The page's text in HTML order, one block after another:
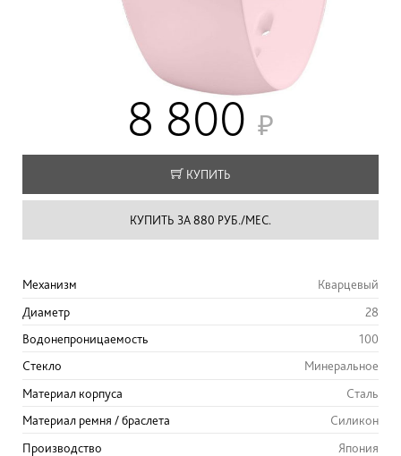
8 800
КУПИТЬ
КУПИТЬ ЗА 880 РУБ./МЕС.
Механизм
Кварцевый
Диаметр
28
Водонепроницаемость
100
Стекло
Минеральное
Материал корпуса
Сталь
Материал ремня / браслета
Силикон
Производство
Япония